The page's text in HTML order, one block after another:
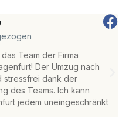
Team der Firma
Der Umzug nach
stressfrei dank der
des Teams. Ich kann
jedem uneingeschränkt